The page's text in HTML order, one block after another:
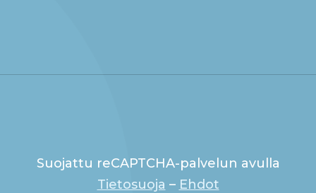
Suojattu reCAPTCHA-palvelun avulla
Tietosuoja – Ehdot